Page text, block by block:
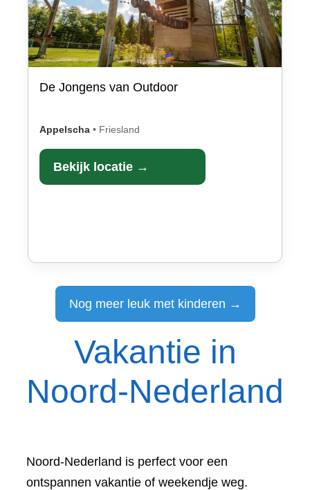
De Jongens van Outdoor
Appelscha • Friesland
Bekijk locatie →
Nog meer leuk met kinderen →
Vakantie in
Noord-Nederland
Noord-Nederland is perfect voor een
ontspannen vakantie of weekendje weg.